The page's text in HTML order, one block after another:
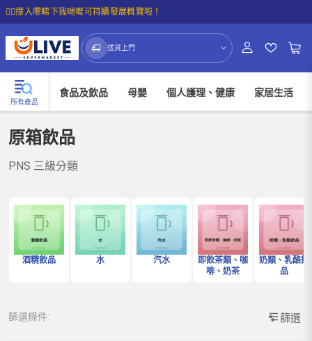
☝🏼㩒入嚟睇下我哋嘅可持續發展概覽啦！
送貨上門
所有產品
食品及飲品 母嬰 個人護理、健康 家居生活
原箱飲品
PNS 三級分類
酒精飲品 水 汽水
即飲茶類、咖
啡、奶茶
奶類、乳酪飲
品
篩選條件: 篩選